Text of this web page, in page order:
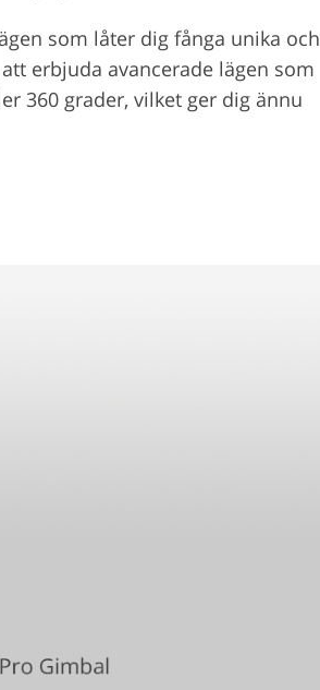
som låter dig fånga unika och
erbjuda avancerade lägen som
360 grader, vilket ger dig ännu